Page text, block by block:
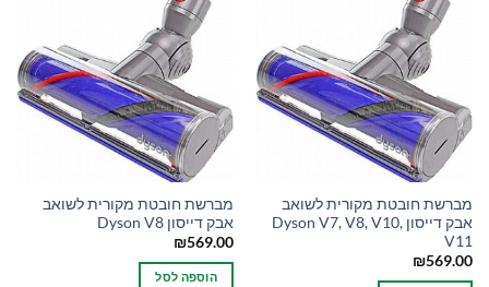
מברשת חובטת מקורית לשואב
אבק דייסון Dyson V7, V8, V10,
V11
₪569.00
מברשת חובטת מקורית לשואב
אבק דייסון Dyson V8
₪569.00
הוספה לסל